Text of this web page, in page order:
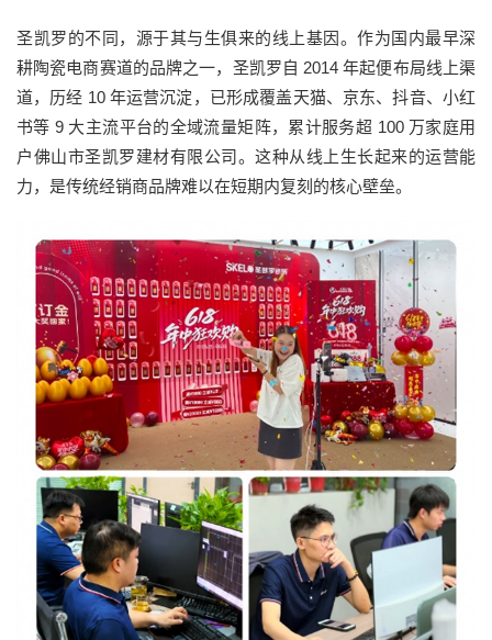
圣凯罗的不同，源于其与生俱来的线上基因。作为国内最早深
耕陶瓷电商赛道的品牌之一，圣凯罗自 2014 年起便布局线上渠
道，历经 10 年运营沉淀，已形成覆盖天猫、京东、抖音、小红
书等 9 大主流平台的全域流量矩阵，累计服务超 100 万家庭用
户佛山市圣凯罗建材有限公司。这种从线上生长起来的运营能
力，是传统经销商品牌难以在短期内复刻的核心壁垒。